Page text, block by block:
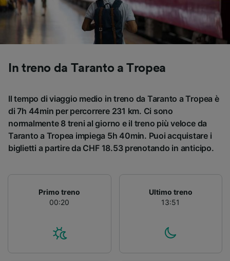
In treno da Taranto a Tropea
Il tempo di viaggio medio in treno da Taranto a Tropea è
di 7h 44min per percorrere 231 km. Ci sono
normalmente 8 treni al giorno e il treno più veloce da
Taranto a Tropea impiega 5h 40min. Puoi acquistare i
biglietti a partire da CHF 18.53 prenotando in anticipo.
Primo treno
00:20
Ultimo treno
13:51
Utilizzare dati di geolocalizzazione precisi.
Scansione attiva delle caratteristiche del
dispositivo ai fini dell’identificazione.
Archiviare informazioni su dispositivo e/o
personalizzati, misurazione delle prestazioni
dei contenuti e degli annunci, ricerche sul
Elenco dei partner (fornitori)